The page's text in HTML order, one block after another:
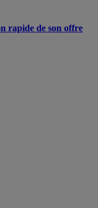
rapide de son offre